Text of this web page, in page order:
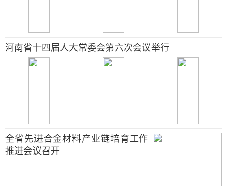
河南省十四届人大常委会第六次会议举行
全省先进合金材料产业链培育工作
推进会议召开